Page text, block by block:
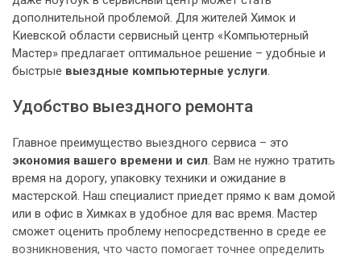
дополнительной проблемой. Для жителей Химок и
Киевской области сервисный центр «Компьютерный
Мастер» предлагает оптимальное решение – удобные и
быстрые выездные компьютерные услуги.
Удобство выездного ремонта
Главное преимущество выездного сервиса – это
экономия вашего времени и сил. Вам не нужно тратить
время на дорогу, упаковку техники и ожидание в
мастерской. Наш специалист приедет прямо к вам домой
или в офис в Химках в удобное для вас время. Мастер
сможет оценить проблему непосредственно в среде ее
возникновения, что часто помогает точнее определить